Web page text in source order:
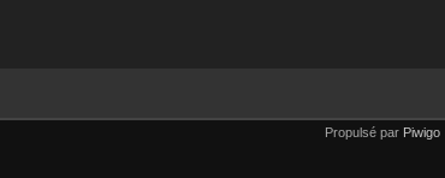
Propulsé par Piwigo